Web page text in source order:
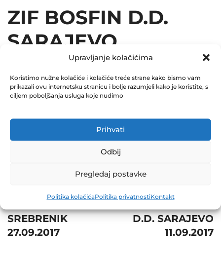
Upravljanje kolačićima
Koristimo nužne kolačiće i kolačiće treće strane kako bismo vam
prikazali ovu internetsku stranicu i bolje razumjeli kako je koristite, s
ciljem poboljšanja usluga koje nudimo
Prihvati
Odbij
Pregledaj postavke
Politika kolačićaPolitika privatnostiKontakt
ZIF BOSFIN D.D.
SARAJEVO
20.09.2017
December 31, 2017
0 Comments
Share
navigation
SREBRENIK
27.09.2017
D.D. SARAJEVO
11.09.2017